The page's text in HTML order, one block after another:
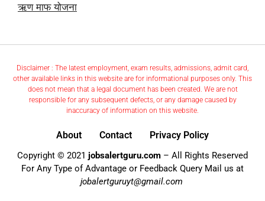
ऋण माफ योजना
Disclaimer : The latest employment, exam results, admissions, admit card,
other available links in this website are for informational purposes only. This
does not mean that a legal document has been created. We are not
responsible for any subsequent defects, or any damage caused by
inaccuracy of information on this website.
About Contact Privacy Policy
Copyright © 2021 jobsalertguru.com – All Rights Reserved
For Any Type of Advantage or Feedback Query Mail us at
jobalertguruyt@gmail.com